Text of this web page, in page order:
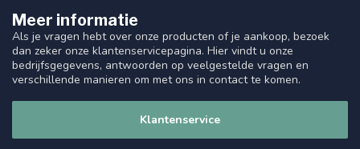
Meer informatie
Als je vragen hebt over onze producten of je aankoop, bezoek
dan zeker onze klantenservicepagina. Hier vindt u onze
bedrijfsgegevens, antwoorden op veelgestelde vragen en
verschillende manieren om met ons in contact te komen.
Klantenservice